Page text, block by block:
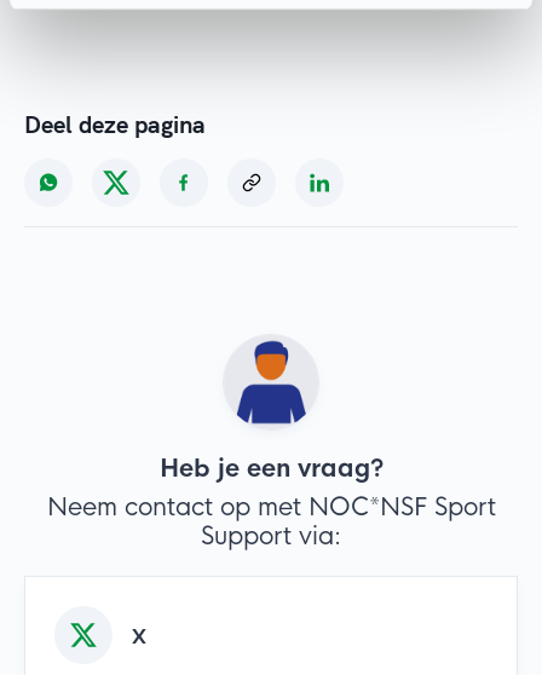
Deel deze pagina
Heb je een vraag?
Neem contact op met NOC*NSF Sport
Support via:
X